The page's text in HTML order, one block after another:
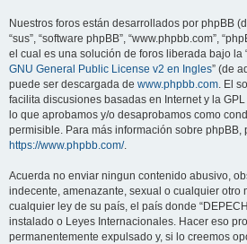
Nuestros foros están desarrollados por phpBB
“sus”, “software phpBB”, “www.phpbb.com”,
el cual es una solución de foros liberada bajo la
GNU General Public License v2 en Ingles” (de
puede ser descargada de www.phpbb.com. El
facilita discusiones basadas en Internet y la
lo que aprobamos y/o desaprobamos como
permisible. Para más información sobre phpBB,
https://www.phpbb.com/.
Acuerda no enviar ningun contenido abusivo,
indecente, amenazante, sexual o cualquier otro
cualquier ley de su país, el país donde
instalado o Leyes Internacionales. Hacer eso
permanentemente expulsado y, si lo creemos